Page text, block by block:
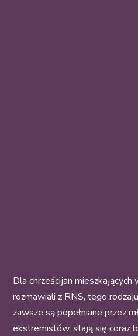
Dla chrześcijan
rozmawiali z RNS, tego
zawsze są popełniane przez
ekstremistów, stają się coraz